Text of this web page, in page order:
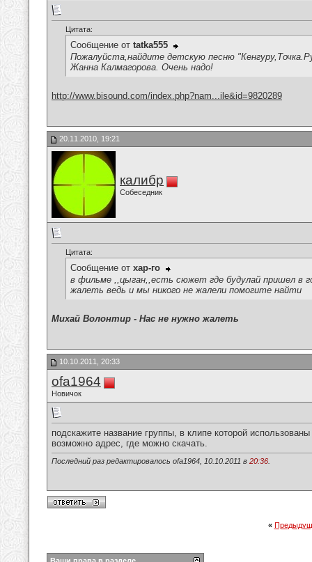
Цитата:
Сообщение от tatka555
Пожалуйста,найдите детскую песню
Жанна Калмагорова. Очень надо!
http://www.bisound.com/index.php?nam...ile&id=9820289
20.11.2010, 19:21
калибр
Собеседник
Цитата:
Сообщение от хар-го
в фильме ,,цыган,,есть сюжет где будулай пришел в
жалеть ведь и мы никого не жалели помогите найти
Михай Волонтир - Нас не нужно жалеть
10.10.2011, 20:33
ofa1964
Новичок
подскажите название группы, в клипе которой
возможно адрес, где можно скачать.
Последний раз редактировалось ofa1964, 10.10.2011 в 20:36
«